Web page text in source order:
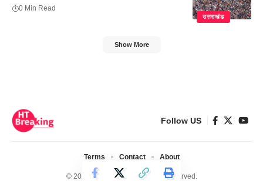
उत्तराखंड
0 Min Read
Show More
Follow US
© 2024 Ht Breaking. All Rights Reserved.
Terms Contact About